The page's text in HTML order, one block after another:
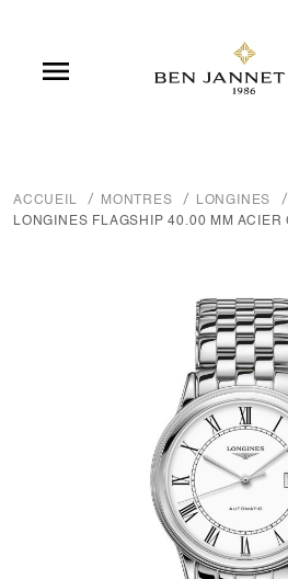

ACCUEIL MONTRES LONGINES
LONGINES FLAGSHIP 40.00 MM ACIER